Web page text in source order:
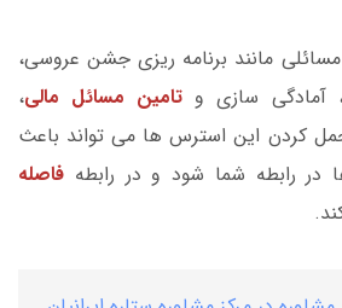
مانند برنامه ریزی جشن عروسی،
آمادگی سازی و تامین مسائل مالی،
کردن این استرس ها می تواند باعث
در رابطه شما شود و در رابطه فاصله